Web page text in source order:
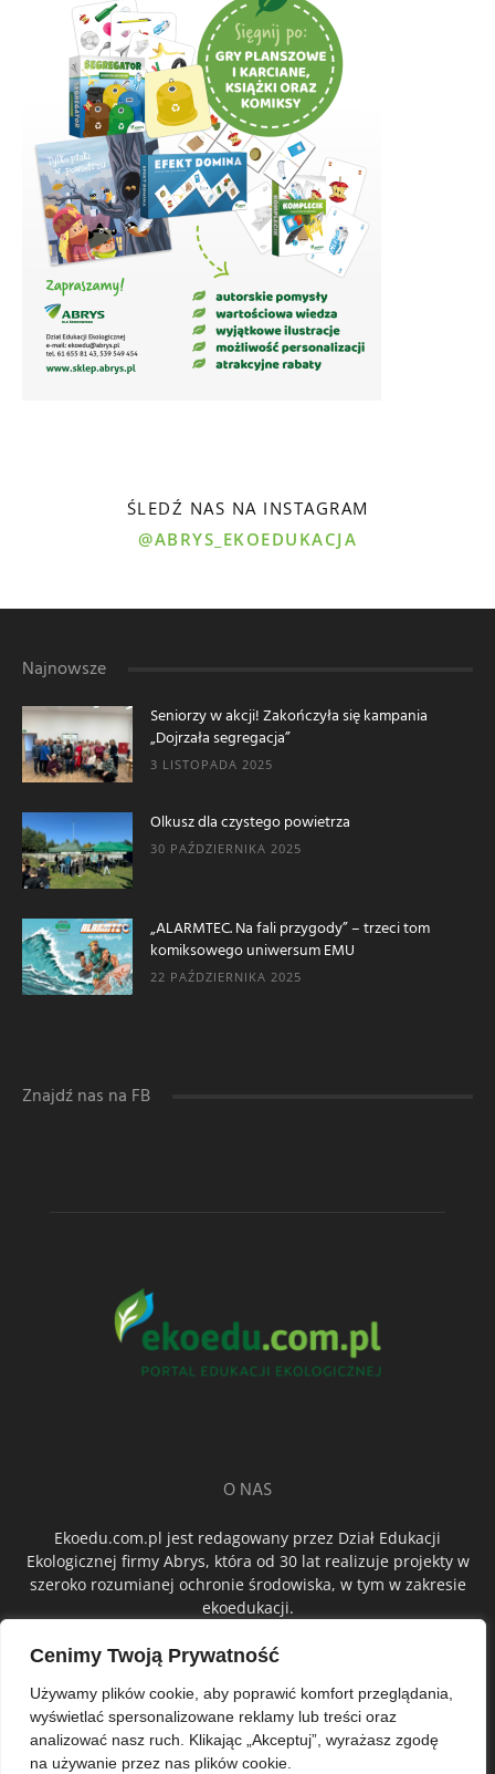
Cenimy Twoją Prywatność
Używamy plików cookie, aby poprawić komfort przeglądania,
wyświetlać spersonalizowane reklamy lub treści oraz
analizować nasz ruch. Klikając „Akceptuj”, wyrażasz zgodę
na używanie przez nas plików cookie.
ŚLEDŹ NAS NA INSTAGRAM
@ABRYS_EKOEDUKACJA
Najnowsze
Seniorzy w akcji! Zakończyła się kampania
„Dojrzała segregacja”
3 LISTOPADA 2025
Olkusz dla czystego powietrza
30 PAŹDZIERNIKA 2025
„ALARMTEC. Na fali przygody” – trzeci tom
komiksowego uniwersum EMU
22 PAŹDZIERNIKA 2025
Znajdź nas na FB
O NAS
Ekoedu.com.pl jest redagowany przez Dział Edukacji
Ekologicznej firmy Abrys, która od 30 lat realizuje projekty w
szeroko rozumianej ochronie środowiska, w tym w zakresie
ekoedukacji.
ŚLEDŹ NAS